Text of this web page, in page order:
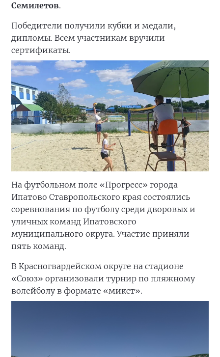
Семилетов.
Победители получили кубки и медали,
дипломы. Всем участникам вручили
сертификаты.
На футбольном поле «Прогресс» города
Ипатово Ставропольского края состоялись
соревнования по футболу среди дворовых и
уличных команд Ипатовского
муниципального округа. Участие приняли
пять команд.
В Красногвардейском округе на стадионе
«Союз» организовали турнир по пляжному
волейболу в формате «микст».